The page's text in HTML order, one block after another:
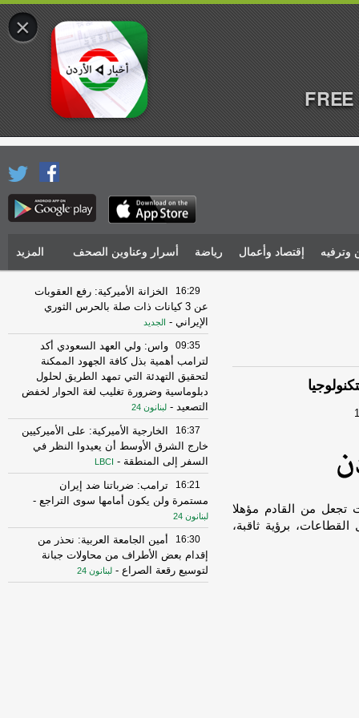
وترفيه إقتصاد وأعمال رياضة أسرار وعناوين الصحف المزيد
تجعل من القادم مؤهلا
برؤية ثاقبة،
16:29
الخزانة الأميركية: رفع العقوبات
عن 3 كيانات ذات صلة بالحرس الثوري
الإيراني - الجديد
09:35
واس: ولي العهد السعودي أكد
لترامب أهمية بذل كافة الجهود الممكنة
لتحقيق التهدئة التي تمهد الطريق لحلول
دبلوماسية وضرورة تغليب لغة الحوار لخفض
التصعيد - لبنانون 24
16:37
الخارجية الأميركية: على الأميركيين
خارج الشرق الأوسط أن يعيدوا النظر في
السفر إلى المنطقة -
LBCI
16:21
ترامب: ضرباتنا ضد إيران
مستمرة ولن يكون أمامها سوى التراجع -
لبنانون 24
16:30
أمين الجامعة العربية: نحذر من
إقدام بعض الأطراف من محاولات جبانة
لتوسيع رقعة الصراع - لبنانون 24
×